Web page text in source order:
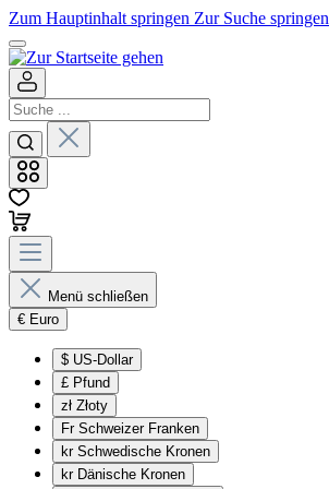
Zum Hauptinhalt springen Zur Suche springen
Menü schließen
€ Euro
$ US-Dollar
£ Pfund
zł Złoty
Fr Schweizer Franken
kr Schwedische Kronen
kr Dänische Kronen